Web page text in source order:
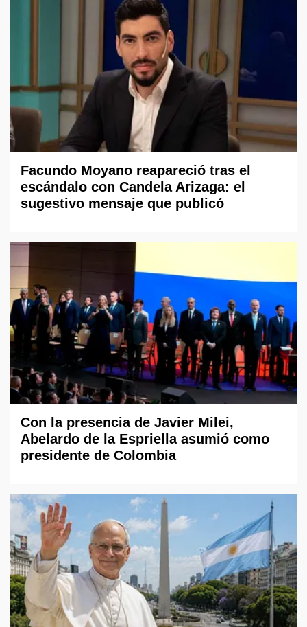
Facundo Moyano reapareció tras el
escándalo con Candela Arizaga: el
sugestivo mensaje que publicó
Con la presencia de Javier Milei,
Abelardo de la Espriella asumió como
presidente de Colombia